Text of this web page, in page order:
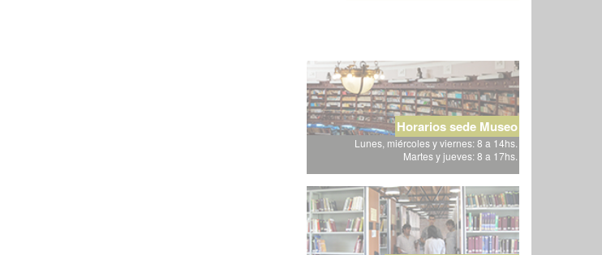
Horarios sede Museo
Lunes, miércoles y viernes: 8 a 14hs.
Martes y jueves: 8 a 17hs.